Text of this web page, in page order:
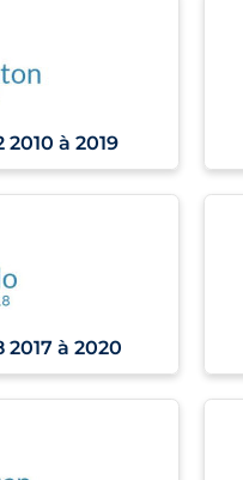
à 2019
2017 à 2020